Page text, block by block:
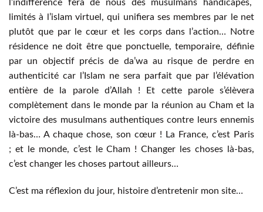
l’indifférence fera de nous des musulmans handicapés,
limités à l’islam virtuel, qui unifiera ses membres par le net
plutôt que par le cœur et les corps dans l’action… Notre
résidence ne doit être que ponctuelle, temporaire, définie
par un objectif précis de da’wa au risque de perdre en
authenticité car l’Islam ne sera parfait que par l’élévation
entière de la parole d’Allah ! Et cette parole s’élèvera
complètement dans le monde par la réunion au Cham et la
victoire des musulmans authentiques contre leurs ennemis
là-bas… A chaque chose, son cœur ! La France, c’est Paris
; et le monde, c’est le Cham ! Changer les choses là-bas,
c’est changer les choses partout ailleurs…
C’est ma réflexion du jour, histoire d’entretenir mon site…